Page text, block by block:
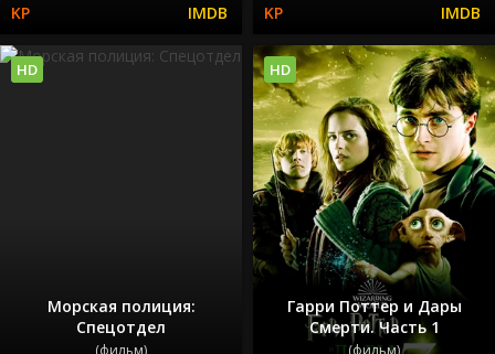
Морская полиция:
Спецотдел
(фильм)
HD
Гарри Поттер и Дары
Смерти. Часть 1
(фильм)
HD